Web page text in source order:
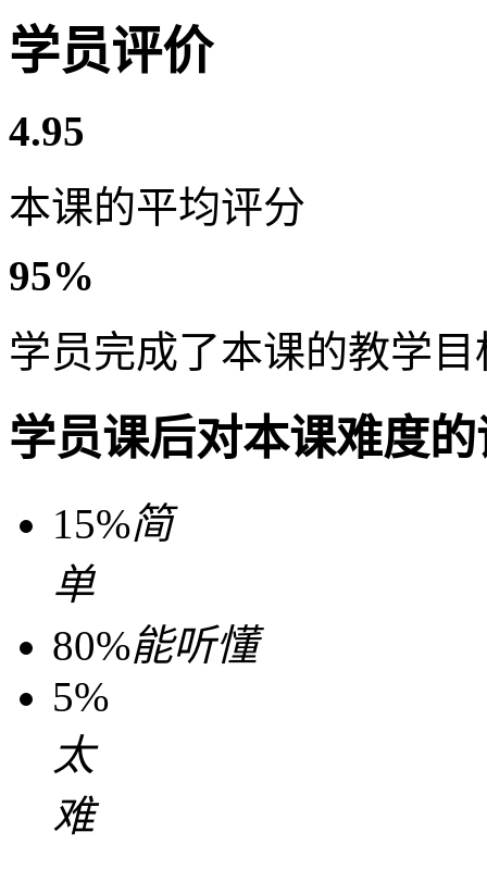
学员评价
4.95
本课的平均评分
95%
学员完成了本课的教学目
学员课后对本课难度
15%简
单
80%能听懂
5%
太
难